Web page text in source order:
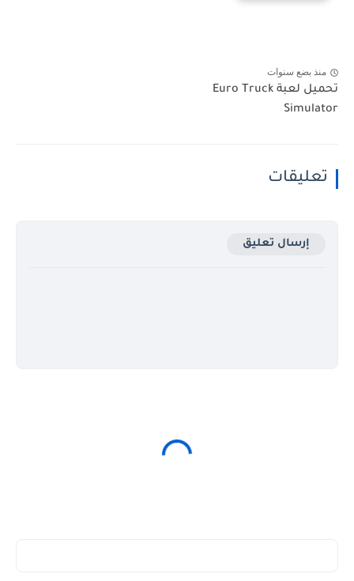
منذ بضع سنوات
تحميل لعبة Euro Truck
Simulator
تعليقات
إرسال تعليق